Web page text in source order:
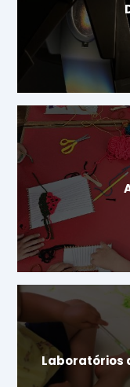
Laboratórios